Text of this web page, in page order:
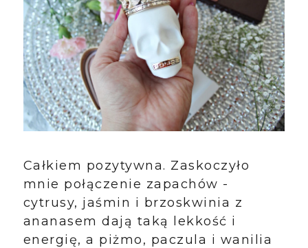
Całkiem pozytywna. Zaskoczyło
mnie połączenie zapachów -
cytrusy, jaśmin i brzoskwinia z
ananasem dają taką lekkość i
energię, a piżmo, paczula i wanilia